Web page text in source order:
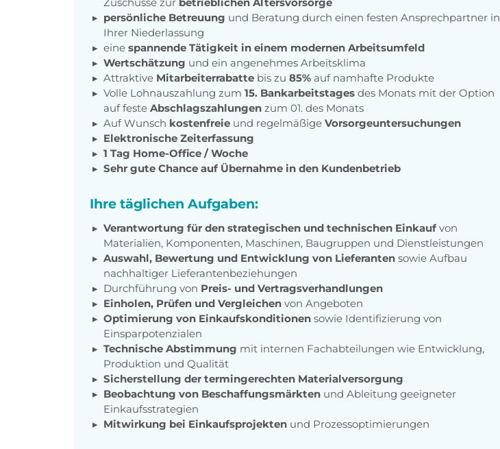
persönliche Betreuung und Beratung durch einen festen Ansprechpartner in
Ihrer Niederlassung
eine spannende Tätigkeit in einem modernen Arbeitsumfeld
Wertschätzung und ein angenehmes Arbeitsklima
Attraktive Mitarbeiterrabatte bis zu 85% auf namhafte Produkte
Volle Lohnauszahlung zum 15. Bankarbeitstages des Monats mit der Option
auf feste Abschlagszahlungen zum 01. des Monats
Auf Wunsch kostenfreie und regelmäßige Vorsorgeuntersuchungen
Elektronische Zeiterfassung
1 Tag Home-Office / Woche
Sehr gute Chance auf Übernahme in den Kundenbetrieb
Ihre täglichen Aufgaben:
Verantwortung für den strategischen und technischen Einkauf von
Materialien, Komponenten, Maschinen, Baugruppen und Dienstleistungen
Auswahl, Bewertung und Entwicklung von Lieferanten sowie Aufbau
nachhaltiger Lieferantenbeziehungen
Durchführung von Preis- und Vertragsverhandlungen
Einholen, Prüfen und Vergleichen von Angeboten
Optimierung von Einkaufskonditionen sowie Identifizierung von
Einsparpotenzialen
Technische Abstimmung mit internen Fachabteilungen wie Entwicklung,
Produktion und Qualität
Sicherstellung der termingerechten Materialversorgung
Beobachtung von Beschaffungsmärkten und Ableitung geeigneter
Einkaufsstrategien
Mitwirkung bei Einkaufsprojekten und Prozessoptimierungen